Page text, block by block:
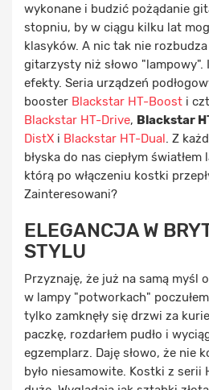
wykonane i budzić pożądanie
stopniu, by w ciągu kilku lat
klasyków. A nic tak nie
gitarzysty niż słowo "lampowy".
efekty. Seria urządzeń
booster Blackstar HT-Boost i
Blackstar HT-Drive, Blackstar
DistX i Blackstar HT-Dual. Z
błyska do nas ciepłym światłem
którą po włączeniu kostki
Zainteresowani?
ELEGANCJA W
STYLU
Przyznaję, że już na samą myśl
w lampy "potworkach"
tylko zamknęły się drzwi za
paczkę, rozdarłem pudło i
egzemplarz. Daję słowo, że nie
było niesamowite. Kostki z serii